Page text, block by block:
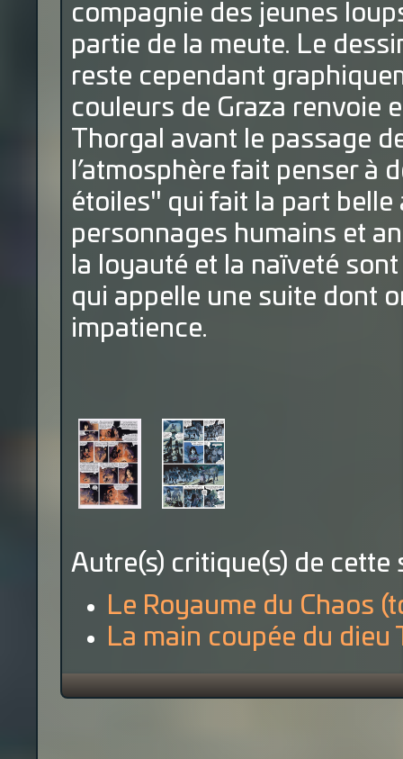
compagnie des jeunes
partie de la meute. Le
reste cependant
couleurs de Graza renvoie
Thorgal avant le passage
l’atmosphère fait penser à
étoiles" qui fait la part belle
personnages humains et
la loyauté et la naïveté
qui appelle une suite dont
impatience.
Autre(s) critique(s) de cette
Le Royaume du Chaos
La main coupée du dieu